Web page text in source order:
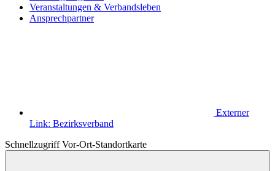
Veranstaltungen & Verbandsleben
Ansprechpartner
Externer
Link: Bezirksverband
Schnellzugriff Vor-Ort-Standortkarte